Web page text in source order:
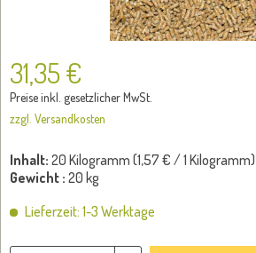
31,35 €
Preise inkl. gesetzlicher MwSt.
zzgl. Versandkosten
Inhalt: 20 Kilogramm (1,57 € / 1 Kilogramm)
Gewicht : 20 kg
Lieferzeit: 1-3 Werktage